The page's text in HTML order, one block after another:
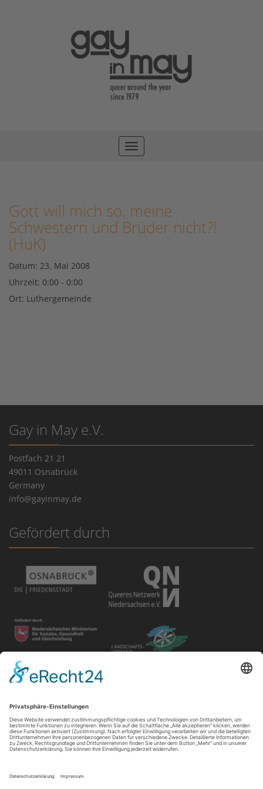
Toggle
Gott will mich so, meine
Schwestern und Brüder nicht?!
(HuK)
Datum: 23. Mai 2008
Uhrzeit: 0:00 - 0:00
Ort: Luthergemeinde
Gay in May e.V.
Postfach 21 21
49011 Osnabrück
Germany
info@gayinmay.de
Gefördert durch
Disclaimer
Der Gay in May e.V. bietet unterschiedlichen Gruppen und
für ihre Inhalte tragen die Veranstalter*innen.